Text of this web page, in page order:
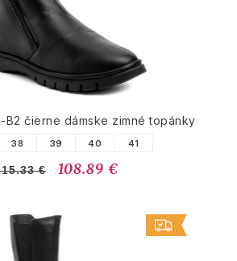
B2 čierne dámske zimné topánky
38 39 40 41
€ 108.89 €